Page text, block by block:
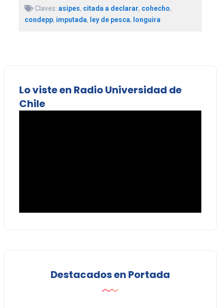
Claves: asipes, citada a declarar, cohecho,
condepp, imputada, ley de pesca, longuira
Lo viste en Radio Universidad de
Chile
Destacados en Portada